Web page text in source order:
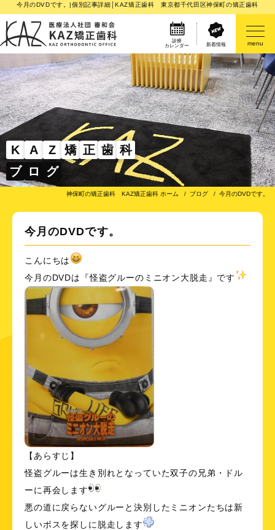
今月のDVDです。|個別記事詳細│KAZ矯正歯科 東京都千代田区神保町の矯正歯科
診療
カレンダー
新着情報 menu
K A Z 矯 正 歯 科
ブ ロ グ
神保町の矯正歯科 KAZ矯正歯科 ホーム ブログ 今月のDVDです。
今月のDVDです。
こんにちは
今月のDVDは『怪盗グルーのミニオン大脱走』です
【あらすじ】
怪盗グルーは生き別れとなっていた双子の兄弟・ドル
ーに再会します
悪の道に戻らないグルーと決別したミニオンたちは新
しいボスを探しに脱走します
医院案内
矯正歯科治療のご案内
矯正装置のご紹介
その他